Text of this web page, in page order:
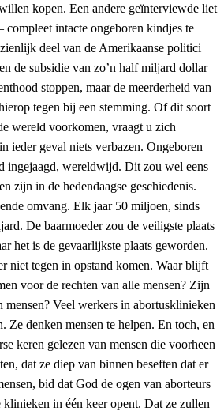
kopen. Een andere geïnterviewde liet
compleet intacte ongeboren kindjes te
deel van de Amerikaanse politici
de subsidie van zo’n half miljard dollar
stoppen, maar de meerderheid van
tegen bij een stemming. Of dit soort
wereld voorkomen, vraagt u zich
ieder geval niets verbazen. Ongeboren
ingejaagd, wereldwijd. Dit zou wel eens
zijn in de hedendaagse geschiedenis.
omvang. Elk jaar 50 miljoen, sinds
De baarmoeder zou de veiligste plaats
het is de gevaarlijkste plaats geworden.
niet tegen in opstand komen. Waar blijft
voor de rechten van alle mensen? Zijn
mensen? Veel werkers in abortusklinieken
Ze denken mensen te helpen. En toch, en
keren gelezen van mensen die voorheen
dat ze diep van binnen beseften dat er
bid dat God de ogen van aborteurs
in één keer opent. Dat ze zullen